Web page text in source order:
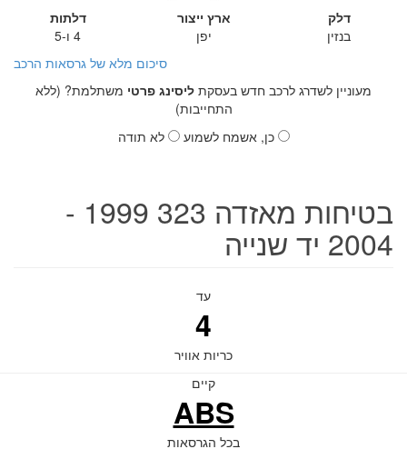
דלק
בנזין
ארץ ייצור
יפן
דלתות
4 ו-5
סיכום מלא של גרסאות הרכב
מעוניין לשדרג לרכב חדש בעסקת ליסינג פרטי משתלמת? (ללא
התחייבות)
כן, אשמח לשמוע
לא תודה
בטיחות מאזדה 323 1999 -
2004 יד שנייה
עד
4
כריות אוויר
קיים
ABS
בכל הגרסאות